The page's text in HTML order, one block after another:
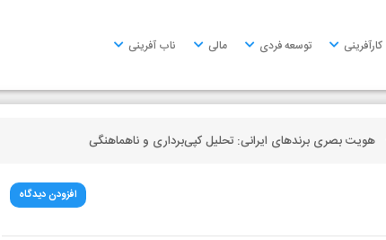
کارآفرینی توسعه فردی مالی ناب آفرینی
هویت بصری برندهای ایرانی: تحلیل کپی‌برداری و ناهماهنگی
افزودن دیدگاه